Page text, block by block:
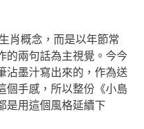
肖概念，而是以年節常
的兩句話為主視覺。今今
沾墨汁寫出來的，作為送
個手感，所以整份《小島
是用這個風格延續下